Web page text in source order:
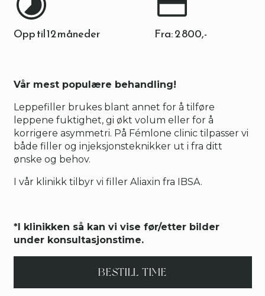
Opp til 12 måneder Fra: 2 800,-
Vår mest populære behandling!
Leppefiller brukes blant annet for å tilføre
leppene fuktighet, gi økt volum eller for å
korrigere asymmetri. På Fémlone clinic tilpasser vi
både filler og injeksjonsteknikker ut i fra ditt
ønske og behov.
I vår klinikk tilbyr vi filler Aliaxin fra IBSA.
*I klinikken så kan vi vise før/etter bilder
under konsultasjonstime.
BESTILL TIME